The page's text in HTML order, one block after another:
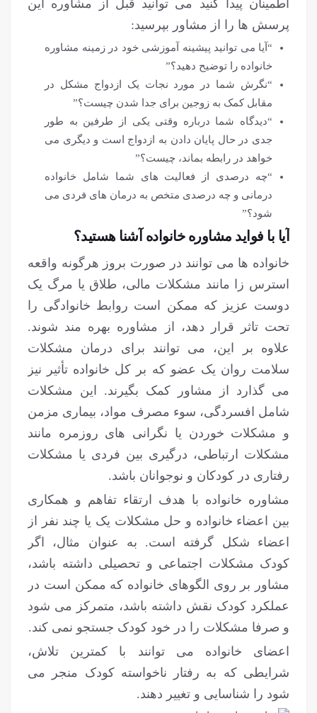
اطمینان پیدا کنید می توانید قبل از مشاوره این
پرسش ها را از مشاور بپرسید:
“آیا می توانید پیشینه آموزشی خود در زمینه مشاوره
خانواده را توضیح دهید؟”
“نگرش شما در مورد نجات یک ازدواج مشکل در
مقابل کمک به زوجین برای جدا شدن چیست؟”
“دیدگاه شما درباره وقتی یکی از طرفین به طور
جدی در حال پایان دادن به ازدواج است و دیگری می
خواهد در رابطه بماند، چیست؟”
“چه درصدی از فعالیت های شما شامل خانواده
درمانی و چه درصدی متخص به درمان های فردی می
شود؟”
آیا با فواید مشاوره خانواده آشنا هستید؟
خانواده ها می توانند در صورت بروز هرگونه واقعه
استرس زا مانند مشکلات مالی، طلاق یا مرگ یک
دوست عزیز که ممکن است روابط خانوادگی را
تحت تاثر قرار دهد، از مشاوره بهره مند شوند.
علاوه بر این، می توانند برای درمان مشکلات
سلامت روان یک عضو که بر کل خانواده تأثیر نیز
می گذارد از مشاور کمک بگیرند. این مشکلات
شامل افسردگی، سوء مصرف مواد، بیماری مزمن
و مشکلات خوردن یا نگرانی های روزمره مانند
مشکلات ارتباطی، درگیری بین فردی یا مشکلات
رفتاری در کودکان و نوجوانان باشد.
مشاوره خانواده با هدف ارتقاء تفاهم و همکاری
بین اعضاء خانواده و حل مشکلات یک یا چند نفر از
اعضاء شکل گرفته است. به عنوان مثال، اگر
کودک مشکلات اجتماعی و تحصیلی داشته باشد،
مشاور بر روی الگوهای خانواده که ممکن است در
عملکرد کودک نقش داشته باشد، متمرکز می شود
و صرفا مشکلات را در خود کودک جستجو نمی کند.
اعضای خانواده می توانند با کمترین تلاش،
شرایطی که به رفتار ناخواسته کودک منجر می
شود را شناسایی و تغییر دهند.